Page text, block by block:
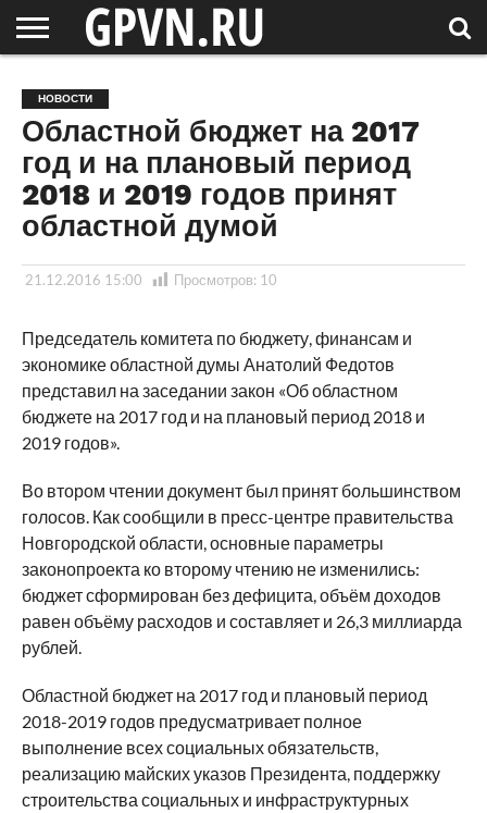
ОБЛАСТЬ
НОВОСТИ
СОСЕДЕЙ
РОССИЯ
/ МИР
СПЕЦПРОЕКТЫ
БЛОГ
СТАТЬИ
ФОТОРЕПОРТАЖИ
ИНТЕРВЬЮ
ОБЪЕКТЫ
ПОДБОРКИ
НОВОСТИ
Областной бюджет на 2017
год и на плановый период
2018 и 2019 годов принят
областной думой
21.12.2016 15:00 Просмотров: 10
Председатель комитета по бюджету, финансам и
экономике областной думы Анатолий Федотов
представил на заседании закон «Об областном
бюджете на 2017 год и на плановый период 2018 и
2019 годов».
Во втором чтении документ был принят большинством
голосов. Как сообщили в пресс-центре правительства
Новгородской области, основные параметры
законопроекта ко второму чтению не изменились:
бюджет сформирован без дефицита, объём доходов
равен объёму расходов и составляет и 26,3 миллиарда
рублей.
Областной бюджет на 2017 год и плановый период
2018-2019 годов предусматривает полное
выполнение всех социальных обязательств,
реализацию майских указов Президента, поддержку
строительства социальных и инфраструктурных